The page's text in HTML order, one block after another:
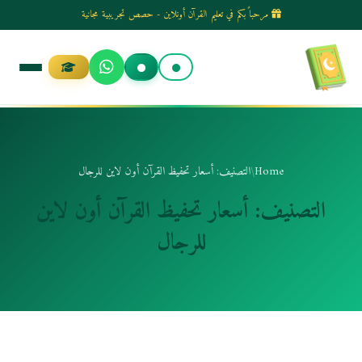
الانتقال
إلى
المحتوى
مرحباً بكم في تعليم القرآن أونلاين - حصص تجريبية مجانية
Home
/التصنيف: أسعار تحفيظ القرآن أون لاين للرجال
التصنيف:أسعار تحفيظ القرآن أون لاين
للرجال